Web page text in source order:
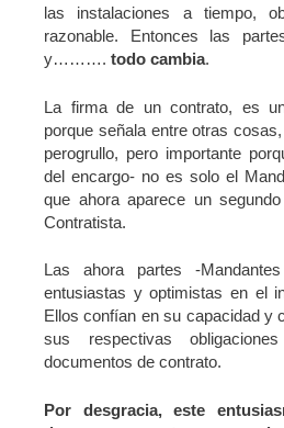
las instalaciones a tiempo,
razonable. Entonces las
y………. todo cambia.
La firma de un contrato, es
porque señala entre otras
perogrullo, pero importante
del encargo- no es solo el
que ahora aparece un
Contratista.
Las ahora partes -
entusiastas y optimistas en el
Ellos confían en su capacidad y
sus respectivas
documentos de contrato.
Por desgracia, este